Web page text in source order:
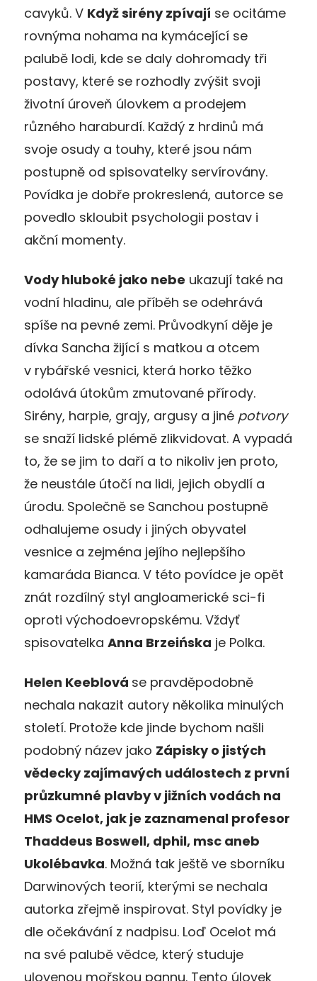
cavyků. V Když sirény zpívají se ocitáme
rovnýma nohama na kymácející se
palubě lodi, kde se daly dohromady tři
postavy, které se rozhodly zvýšit svoji
životní úroveň úlovkem a prodejem
různého haraburdí. Každý z hrdinů má
svoje osudy a touhy, které jsou nám
postupně od spisovatelky servírovány.
Povídka je dobře prokreslená, autorce se
povedlo skloubit psychologii postav i
akční momenty.
Vody hluboké jako nebe ukazují také na
vodní hladinu, ale příběh se odehrává
spíše na pevné zemi. Průvodkyní děje je
dívka Sancha žijící s matkou a otcem
v rybářské vesnici, která horko těžko
odolává útokům zmutované přírody.
Sirény, harpie, grajy, argusy a jiné potvory
se snaží lidské plémě zlikvidovat. A vypadá
to, že se jim to daří a to nikoliv jen proto,
že neustále útočí na lidi, jejich obydlí a
úrodu. Společně se Sanchou postupně
odhalujeme osudy i jiných obyvatel
vesnice a zejména jejího nejlepšího
kamaráda Bianca. V této povídce je opět
znát rozdílný styl angloamerické sci-fi
oproti východoevropskému. Vždyť
spisovatelka Anna Brzeińska je Polka.
Helen Keeblová se pravděpodobně
nechala nakazit autory několika minulých
století. Protože kde jinde bychom našli
podobný název jako Zápisky o jistých
vědecky zajímavých událostech z první
průzkumné plavby v jižních vodách na
HMS Ocelot, jak je zaznamenal profesor
Thaddeus Boswell, dphil, msc aneb
Ukolébavka. Možná tak ještě ve sborníku
Darwinových teorií, kterými se nechala
autorka zřejmě inspirovat. Styl povídky je
dle očekávání z nadpisu. Loď Ocelot má
na své palubě vědce, který studuje
ulovenou mořskou pannu. Tento úlovek